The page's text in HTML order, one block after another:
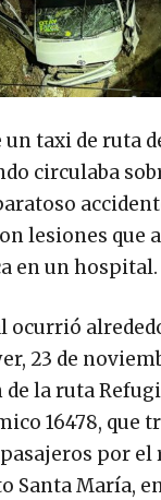
un taxi de ruta
circulaba
lesiones que
en un hospital.
ocurrió
23 de
de la ruta
16478, que
pasajeros por
Santa María,